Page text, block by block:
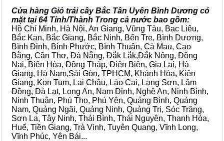
Cửa hàng Giỏ trái cây Bắc Tân Uyên Bình Dương có
mặt tại 64 Tỉnh/Thành Trong cả nước bao gồm:
Hồ Chí Minh, Hà Nội, An Giang, Vũng Tàu, Bạc Liêu,
Bắc Kạn, Bắc Giang, Bắc Ninh, Bến Tre, Bình Dương,
Bình Định, Bình Phước, Bình Thuận, Cà Mau, Cao
Bằng, Cần Thơ, Đà Nẵng, Đắk Lắk,Đắk Nông, Đồng
Nai, Biên Hòa, Đồng Tháp, Điện Biên, Gia Lai, Hà
Giang, Hà Nam,Sài Gòn, TPHCM, Khánh Hòa, Kiên
Giang, Kon Tum, Lai Châu, Lào Cai, Lạng Sơn, Lâm
Đồng, Đà Lạt, Long An, Nam Định, Nghệ An, Ninh Bình,
Ninh Thuận, Phú Thọ, Phú Yên, Quảng Bình, Quảng
Nam, Quảng Ngãi, Quảng Ninh, Quảng Trị, Sóc Trăng,
Sơn La, Tây Ninh, Thái Bình, Thái Nguyên, Thanh Hóa,
Huế, Tiền Giang, Trà Vinh, Tuyên Quang, Vĩnh Long,
Vĩnh Phúc, Yên Bái...